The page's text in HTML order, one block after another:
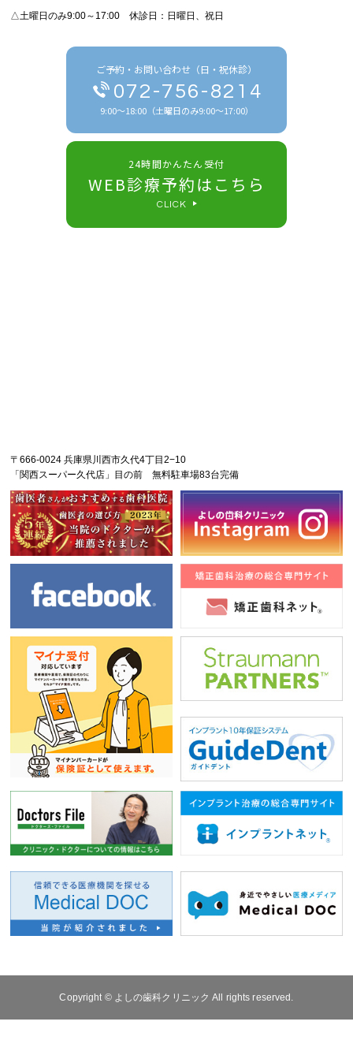
△土曜日のみ9:00～17:00 休診日：日曜日、祝日
ご予約・お問い合わせ（日・祝休診）
072-756-8214
9:00～18:00（土曜日のみ9:00～17:00）
24時間かんたん受付
WEB診療予約はこちら
CLICK
〒666-0024 兵庫県川西市久代4丁目2−10
「関西スーパー久代店」目の前 無料駐車場83台完備
Copyright © よしの歯科クリニック All rights reserved.